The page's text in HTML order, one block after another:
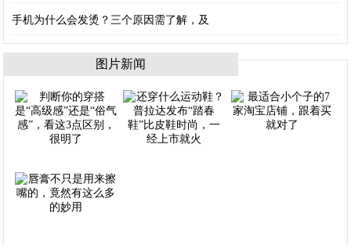
手机为什么会发烫？三个原因需了解，及
图片新闻